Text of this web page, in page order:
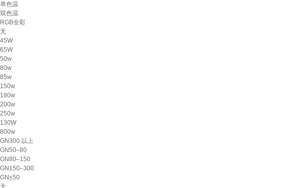
单色温
双色温
RGB全彩
无
45W
65W
50w
80w
85w
150w
180w
200w
250w
130W
800w
GN300 以上
GN50–80
GN80–150
GN150–300
GN≤50
无